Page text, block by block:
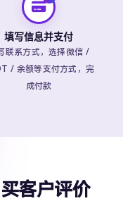
填写信息并支付
联系方式，选择微信 /
/ 余额等支付方式，完
成付款
客户评价